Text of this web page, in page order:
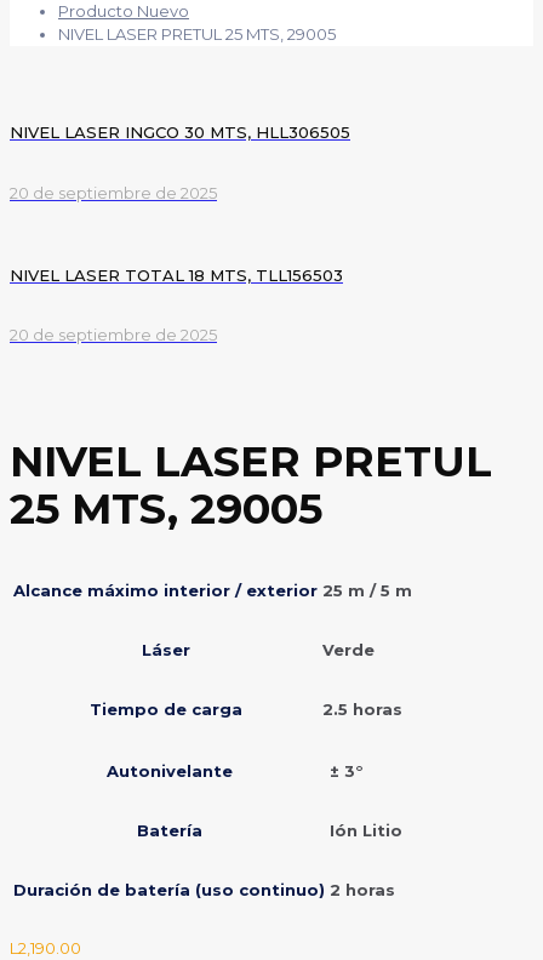
Producto Nuevo
NIVEL LASER PRETUL 25 MTS, 29005
NIVEL LASER INGCO 30 MTS, HLL306505
20 de septiembre de 2025
NIVEL LASER TOTAL 18 MTS, TLL156503
20 de septiembre de 2025
NIVEL LASER PRETUL
25 MTS, 29005
Alcance máximo interior / exterior 25 m / 5 m
Láser Verde
Tiempo de carga 2.5 horas
Autonivelante ± 3°
Batería Ión Litio
Duración de batería (uso continuo) 2 horas
L 2,190.00